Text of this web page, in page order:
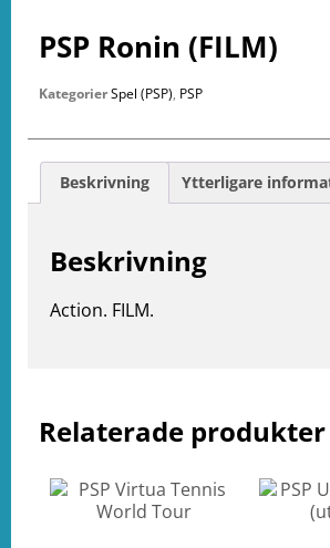
Relaterade produkter
PSP Ronin (FILM)
KategorierSpel (PSP), PSP
Beskrivning Ytterligare
Beskrivning
Action. FILM.